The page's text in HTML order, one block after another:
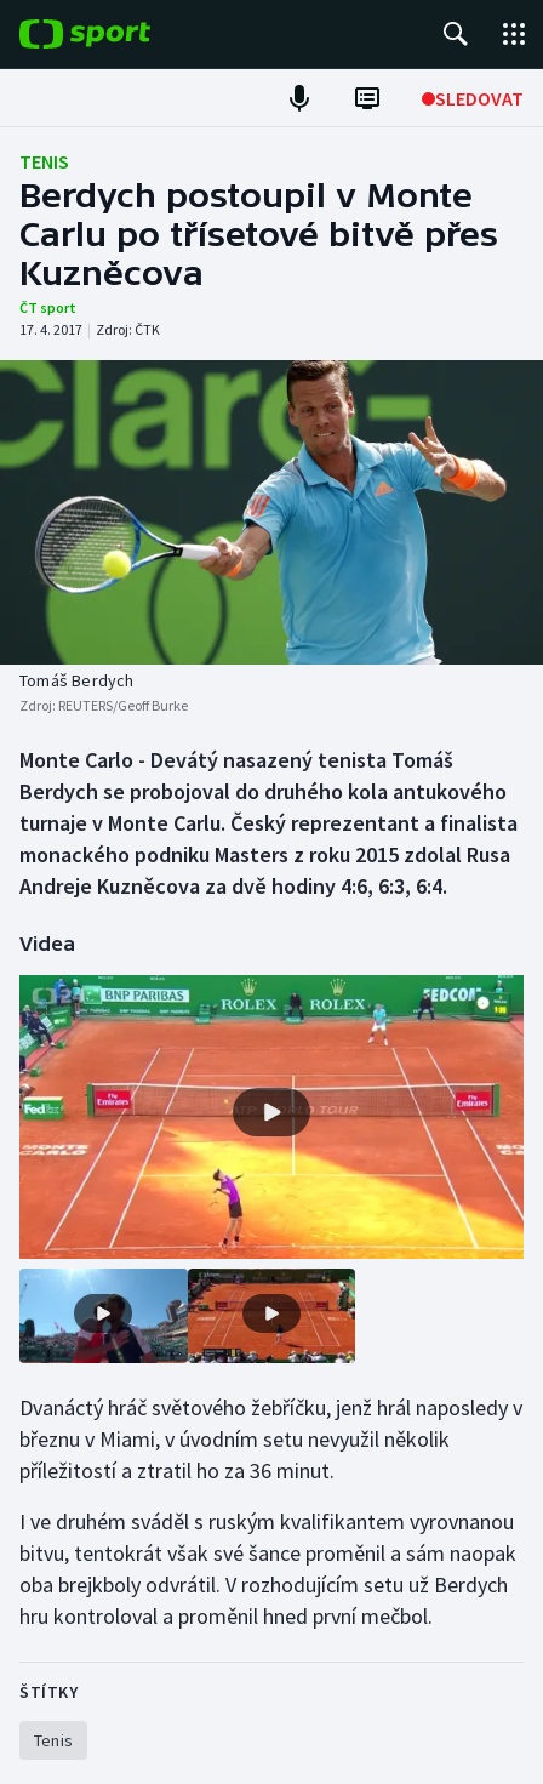
SLEDOVAT
Fotbal
Hokej
Tenis
Atletika
Cyklistika
DALŠÍ SPORTY
Americký fotbal
Baseball a softbal
Biatlon
Box
Curling
Futsal
Gymnastika
Házená
Jezdectví
Judo
Lezení
Moderní pětiboj
Motorsport
NEPŘEHLÉDNĚTE
Soutěže
Aplikace ČT sport
TENIS
Berdych postoupil v Monte
Carlu po třísetové bitvě přes
Kuzněcova
ČT sport
17. 4. 2017 | Zdroj: ČTK
Tomáš Berdych
Zdroj: REUTERS/Geoff Burke
Monte Carlo - Devátý nasazený tenista Tomáš
Berdych se probojoval do druhého kola antukového
turnaje v Monte Carlu. Český reprezentant a finalista
monackého podniku Masters z roku 2015 zdolal Rusa
Andreje Kuzněcova za dvě hodiny 4:6, 6:3, 6:4.
Videa
Dvanáctý hráč světového žebříčku, jenž hrál naposledy v
březnu v Miami, v úvodním setu nevyužil několik
příležitostí a ztratil ho za 36 minut.
I ve druhém sváděl s ruským kvalifikantem vyrovnanou
bitvu, tentokrát však své šance proměnil a sám naopak
oba brejkboly odvrátil. V rozhodujícím setu už Berdych
hru kontroloval a proměnil hned první mečbol.
ŠTÍTKY
Tenis